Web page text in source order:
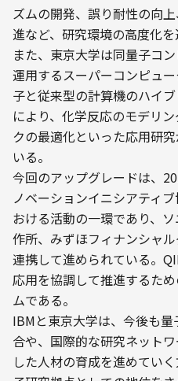
ズムの開発、誤り耐性の向
進など、研究環境の高度化を
また、東京大学は同量子コ
運用するスーパーコンピュ
子と従来型の計算機のハイ
により、化学反応のモデリ
クの最適化といった応用研
いる。
今回のアップグレードは、
ノベーションイニシアティ
おける活動の一環であり、
作所、みずほフィナンシャ
連携して進められている。
応用を協調して推進するた
ムである。
IBMと東京大学は、今後も
合や、国際的な研究ネット
した人材の育成を進めてい